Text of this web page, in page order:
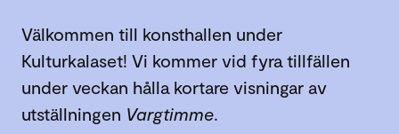
Välkommen till konsthallen under
Kulturkalaset! Vi kommer vid fyra tillfällen
under veckan hålla kortare visningar av
utställningen Vargtimme.